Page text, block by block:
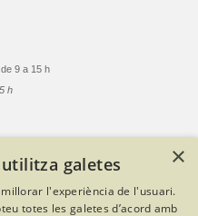
9 a 15 h
h
de Barcelona
Avís legal
×
galetes
l'experiència de l'usuari.
totes les galetes d’acord amb